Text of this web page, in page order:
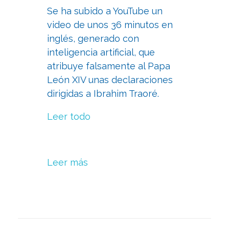
Se ha subido a YouTube un
video de unos 36 minutos en
inglés, generado con
inteligencia artificial, que
atribuye falsamente al Papa
León XIV unas declaraciones
dirigidas a Ibrahim Traoré.
Leer todo
Leer más